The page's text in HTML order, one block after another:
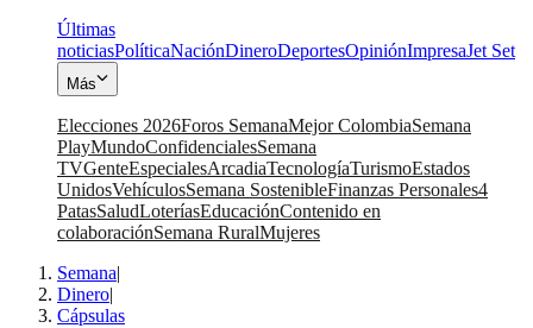
Últimas
noticiasPolíticaNaciónDineroDeportesOpiniónImpresaJet Set
Más
Elecciones 2026Foros SemanaMejor ColombiaSemana
PlayMundoConfidencialesSemana
TVGenteEspecialesArcadiaTecnologíaTurismoEstados
UnidosVehículosSemana SostenibleFinanzas Personales4
PatasSaludLoteríasEducaciónContenido en
colaboraciónSemana RuralMujeres
Semana|
Dinero|
Cápsulas